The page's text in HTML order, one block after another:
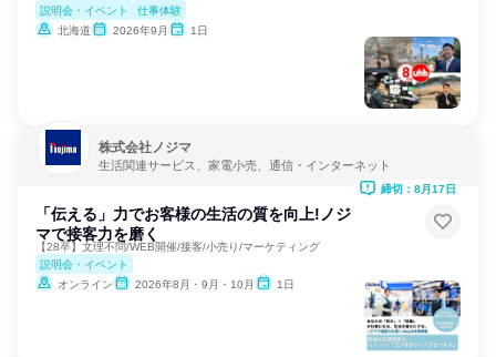
説明会・イベント
仕事体験
北海道
2026年9月 1日
株式会社ノジマ
生活関連サービス、家電小売、通信・インターネット
「伝える」力でお客様の生活の質を向上!ノジ
マで接客力を磨く
【28卒】文理不問/WEB開催/接客/小売り/マーケティング
説明会・イベント
オンライン
2026年8月・9月・10月 1日
締切：8月17日